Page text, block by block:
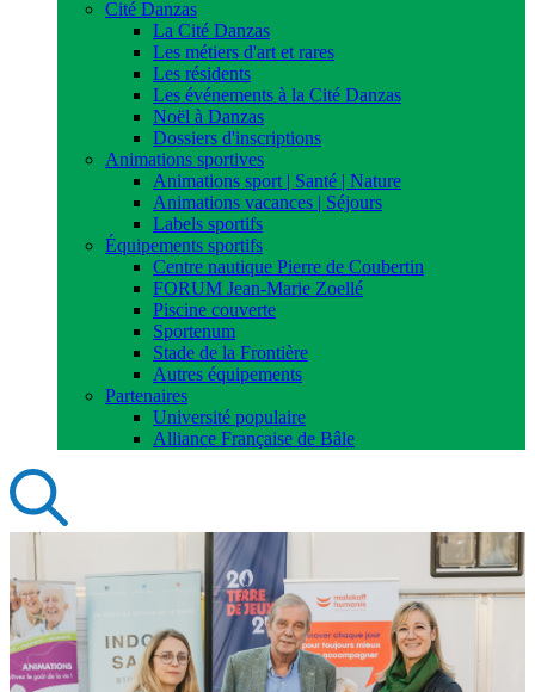
Cité Danzas
La Cité Danzas
Les métiers d'art et rares
Les résidents
Les événements à la Cité Danzas
Noël à Danzas
Dossiers d'inscriptions
Animations sportives
Animations sport | Santé | Nature
Animations vacances | Séjours
Labels sportifs
Équipements sportifs
Centre nautique Pierre de Coubertin
FORUM Jean-Marie Zoellé
Piscine couverte
Sportenum
Stade de la Frontière
Autres équipements
Partenaires
Université populaire
Alliance Française de Bâle